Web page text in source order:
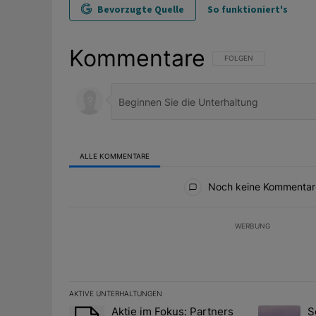
Bevorzugte Quelle So funktioniert's
Kommentare FOLGE DIESER
FOLGEN
ALLE KOMMENTARE
Noch keine
WERBUNG
AKTIVE UNTERHALTUNGEN
Das Folgende ist eine Liste der am meisten
Ein Trendartikel mit dem Titel "Aktie im Fokus:
Aktie im Fokus: Partners
Ein